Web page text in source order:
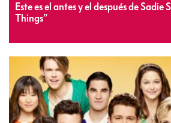
Este es el antes y el después de Sadie
Things”